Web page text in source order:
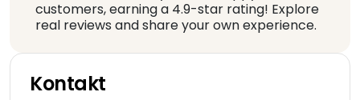
customers, earning a 4.9-star rating! Explore
real reviews and share your own experience.
Kontakt